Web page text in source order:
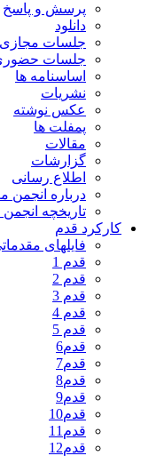
پرسش و پاسخ
دانلود
جلسات مجازی
جلسات
اساسنامه ها
نشریات
عکس نوشته
پمفلت ها
مقالات
گزارشات
اطلاع رسانی
درباره انجمن
تاریخچه
کارکرد قدم
فایلهای
قدم 1
قدم 2
قدم 3
قدم 4
قدم 5
قدم6
قدم7
قدم8
قدم9
قدم10
قدم11
قدم12